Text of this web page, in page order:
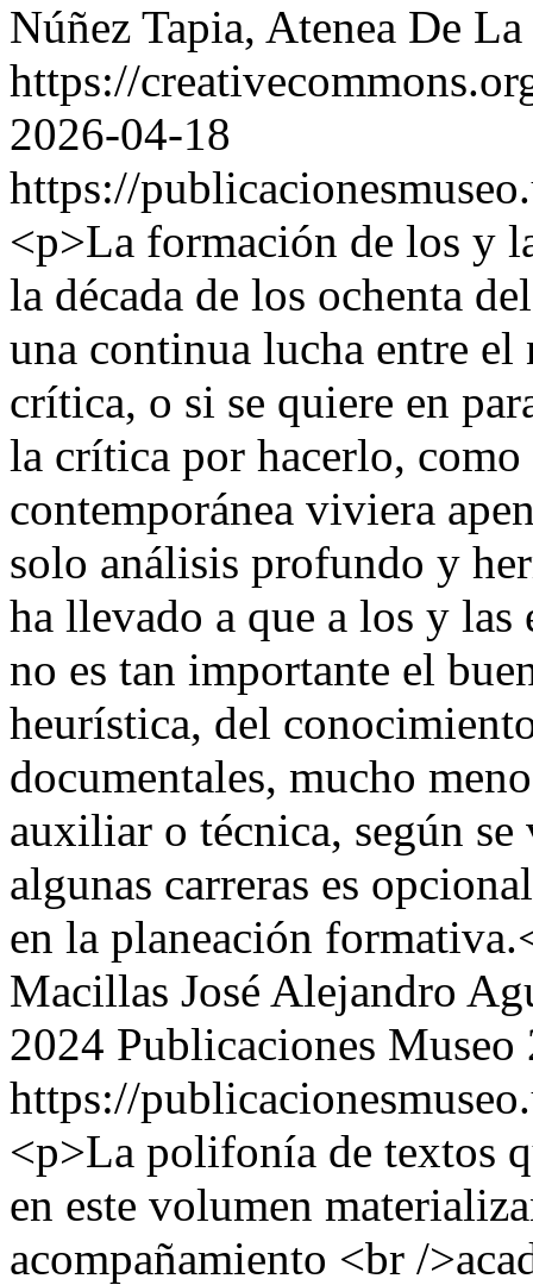
Núñez Tapia, Atenea De
https://
2026-04-18
https://
<p>La formación de los y
la década de los ochenta
una continua lucha entre
crítica, o si se quiere en
la crítica por hacerlo,
contemporánea viviera
solo análisis profundo y
ha llevado a que a los y las
no es tan importante el
heurística, del
documentales, mucho
auxiliar o técnica, según
algunas carreras es
en la planeación
Macillas José Alejandro
2024 Publicaciones Museo
https://
<p>La polifonía de textos
en este volumen
acompañamiento <br /